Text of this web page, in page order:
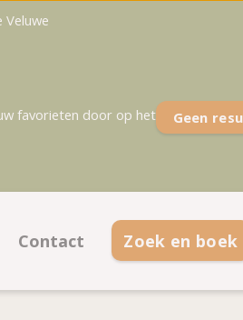
Veluwe
Geen
favorieten door op het
Contact
Contactinformatie
Zoek en boek